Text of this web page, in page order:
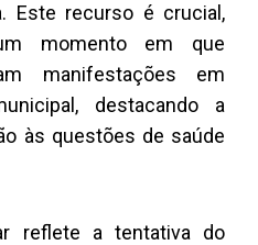
Este recurso é crucial,
momento em que
manifestações em
destacando a
às questões de saúde
reflete a tentativa do